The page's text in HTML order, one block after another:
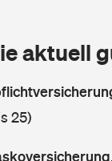
aktuell
25)
,